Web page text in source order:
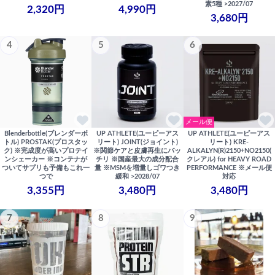
2,320円 4,990円
素5種 >2027/07
3,680円
4
Blenderbottle(ブレンダーボ
トル) PROSTAK(プロスタッ
ク) ※完成度が高いプロテイ
ンシェーカー ※コンテナが
ついてサプリも予備もこれ一
つで
3,355円
5
UP ATHLETE(ユーピーアス
リート) JOINT(ジョイント)
※関節ケアと皮膚再生にバッ
チリ ※国産最大の成分配合
量 ※MSMを増量しゴワつき
緩和 >2028/07
3,480円
6
メール便
UP ATHLETE(ユーピーアス
リート) KRE-
ALKALYN(R)2150+NO2150(
クレアル) for HEAVY ROAD
PERFORMANCE ※メール便
対応
3,480円
7 8 9